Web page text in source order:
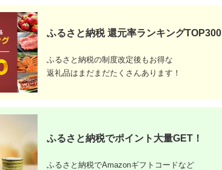
徳島県 石井町のふるさと納
税のご紹介
ふるさと納税 還元率ランキングTOP300
ふるさと納税の制度改定後もお得な
返礼品はまだまだたくさんあります！
ふるさと納税でポイント大量GET！
ふるさと納税でAmazonギフトコードなど